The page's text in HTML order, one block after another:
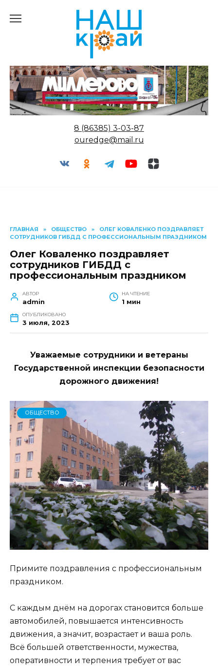
8 (86385) 3-03-87
ouredge@mail.ru
ГЛАВНАЯ » ОБЩЕСТВО »
ОЛЕГ КОВАЛЕНКО ПОЗДРАВЛЯЕТ
СОТРУДНИКОВ ГИБДД С ПРОФЕССИОНАЛЬНЫМ ПРАЗДНИКОМ
Олег Коваленко поздравляет
сотрудников ГИБДД с
профессиональным праздником
АВТОР
admin
НА ЧТЕНИЕ
1 мин
ОПУБЛИКОВАНО
3 июля, 2023
Уважаемые сотрудники и ветераны
Государственной инспекции безопасности
дорожного движения!
ОБЩЕСТВО
Примите поздравления с профессиональным
праздником.
С каждым днём на дорогах становится больше
автомобилей, повышается интенсивность
движения, а значит, возрастает и ваша роль.
Всё большей ответственности, мужества,
оперативности и терпения требует от вас